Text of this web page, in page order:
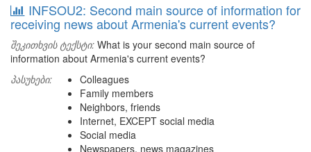
INFSOU2: Second main source of information for
receiving news about Armenia's current events?
შეკითხვის ტექსტი: What is your second main source of
information about Armenia's current events?
პასუხები:
Colleagues
Family members
Neighbors, friends
Internet, EXCEPT social media
Social media
Newspapers, news magazines